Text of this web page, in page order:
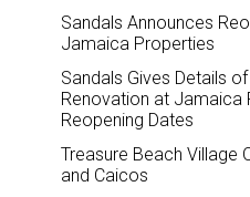
Sandals Announces
Jamaica Properties
Sandals Gives Details
Renovation at Jamaica
Reopening Dates
Treasure Beach Village
and Caicos